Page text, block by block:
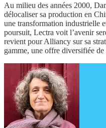
Au milieu des années 2000,
délocaliser sa production en
une transformation industrielle
poursuit, Lectra voit l’avenir
revient pour Alliancy sur sa
gamme, une offre diversifiée